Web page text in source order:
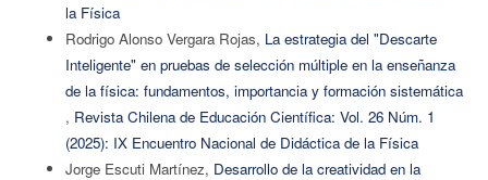
la Física
Rodrigo Alonso Vergara Rojas, La estrategia del "Descarte
Inteligente" en pruebas de selección múltiple en la enseñanza
de la física: fundamentos, importancia y formación sistemática
, Revista Chilena de Educación Científica: Vol. 26 Núm. 1
(2025): IX Encuentro Nacional de Didáctica de la Física
Jorge Escuti Martínez, Desarrollo de la creatividad en la